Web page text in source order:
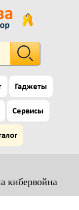
Гаджеты
Сервисы
кибервойна